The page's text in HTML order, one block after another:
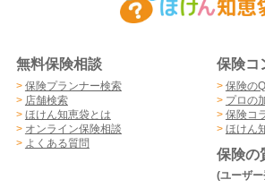
無料保険相談
> 保険プランナー検索
> 店舗検索
> ほけん知恵袋とは
> オンライン保険相談
> よくある質問
保険コ
> 保険の
> プロの
> 保険コ
> ほけん
保険の
(ユーザ